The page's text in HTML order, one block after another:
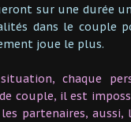
sur une durée
dans le couple
joue le plus.
situation, chaque
couple, il est
partenaires, aussi,